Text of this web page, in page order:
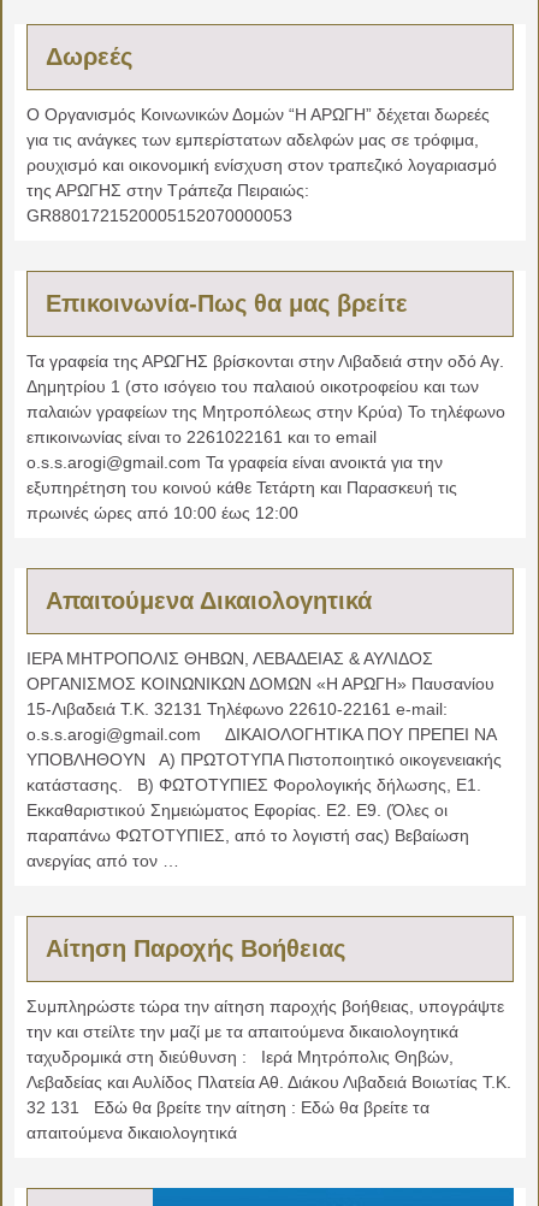
Δωρεές
Ο Οργανισμός Κοινωνικών Δομών “Η ΑΡΩΓΗ” δέχεται δωρεές
για τις ανάγκες των εμπερίστατων αδελφών μας σε τρόφιμα,
ρουχισμό και οικονομική ενίσχυση στον τραπεζικό λογαριασμό
της ΑΡΩΓΗΣ στην Τράπεζα Πειραιώς:
GR8801721520005152070000053
Επικοινωνία-Πως θα μας βρείτε
Τα γραφεία της ΑΡΩΓΗΣ βρίσκονται στην Λιβαδειά στην οδό Αγ.
Δημητρίου 1 (στο ισόγειο του παλαιού οικοτροφείου και των
παλαιών γραφείων της Μητροπόλεως στην Κρύα) Το τηλέφωνο
επικοινωνίας είναι το 2261022161 και το email
o.s.s.arogi@gmail.com Τα γραφεία είναι ανοικτά για την
εξυπηρέτηση του κοινού κάθε Τετάρτη και Παρασκευή τις
πρωινές ώρες από 10:00 έως 12:00
Απαιτούμενα Δικαιολογητικά
ΙΕΡΑ ΜΗΤΡΟΠΟΛΙΣ ΘΗΒΩΝ, ΛΕΒΑΔΕΙΑΣ & ΑΥΛΙΔΟΣ
ΟΡΓΑΝΙΣΜΟΣ ΚΟΙΝΩΝΙΚΩΝ ΔΟΜΩΝ «Η ΑΡΩΓΗ» Παυσανίου
15-Λιβαδειά Τ.Κ. 32131 Τηλέφωνο 22610-22161 e-mail:
o.s.s.arogi@gmail.com ΔΙΚΑΙΟΛΟΓΗΤΙΚΑ ΠΟΥ ΠΡΕΠΕΙ ΝΑ
ΥΠΟΒΛΗΘΟΥΝ Α) ΠΡΩΤΟΤΥΠΑ Πιστοποιητικό οικογενειακής
κατάστασης. Β) ΦΩΤΟΤΥΠΙΕΣ Φορολογικής δήλωσης, Ε1.
Εκκαθαριστικού Σημειώματος Εφορίας. Ε2. Ε9. (Όλες οι
παραπάνω ΦΩΤΟΤΥΠΙΕΣ, από το λογιστή σας) Βεβαίωση
ανεργίας από τον …
Αίτηση Παροχής Βοήθειας
Συμπληρώστε τώρα την αίτηση παροχής βοήθειας, υπογράψτε
την και στείλτε την μαζί με τα απαιτούμενα δικαιολογητικά
ταχυδρομικά στη διεύθυνση : Ιερά Μητρόπολις Θηβών,
Λεβαδείας και Αυλίδος Πλατεία Αθ. Διάκου Λιβαδειά Βοιωτίας Τ.Κ.
32 131 Εδώ θα βρείτε την αίτηση : Εδώ θα βρείτε τα
απαιτούμενα δικαιολογητικά